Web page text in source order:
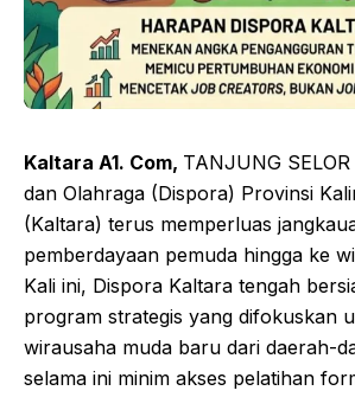
Kaltara A1. Com, TANJUNG
dan Olahraga (Dispora) Provinsi
(Kaltara) terus memperluas
pemberdayaan pemuda hingga ke
Kali ini, Dispora Kaltara tengah
program strategis yang difokuskan
wirausaha muda baru dari daerah-
selama ini minim akses pelatihan